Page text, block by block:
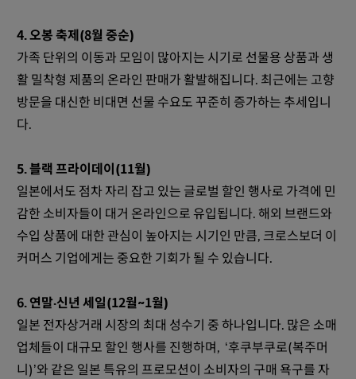
4. 오봉 축제(8월 중순)
가족 단위의 이동과 모임이 많아지는 시기로 선물용 상품과 생
활 밀착형 제품의 온라인 판매가 활발해집니다. 최근에는 고향
방문을 대신한 비대면 선물 수요도 꾸준히 증가하는 추세입니
다.
5. 블랙 프라이데이(11월)
일본에서도 점차 자리 잡고 있는 글로벌 할인 행사로 가격에 민
감한 소비자들이 대거 온라인으로 유입됩니다. 해외 브랜드와
수입 상품에 대한 관심이 높아지는 시기인 만큼, 크로스보더 이
커머스 기업에게는 중요한 기회가 될 수 있습니다.
6. 연말·신년 세일(12월~1월)
일본 전자상거래 시장의 최대 성수기 중 하나입니다. 많은 소매
업체들이 대규모 할인 행사를 진행하며, ‘후쿠부쿠로(복주머
니)’와 같은 일본 특유의 프로모션이 소비자의 구매 욕구를 자